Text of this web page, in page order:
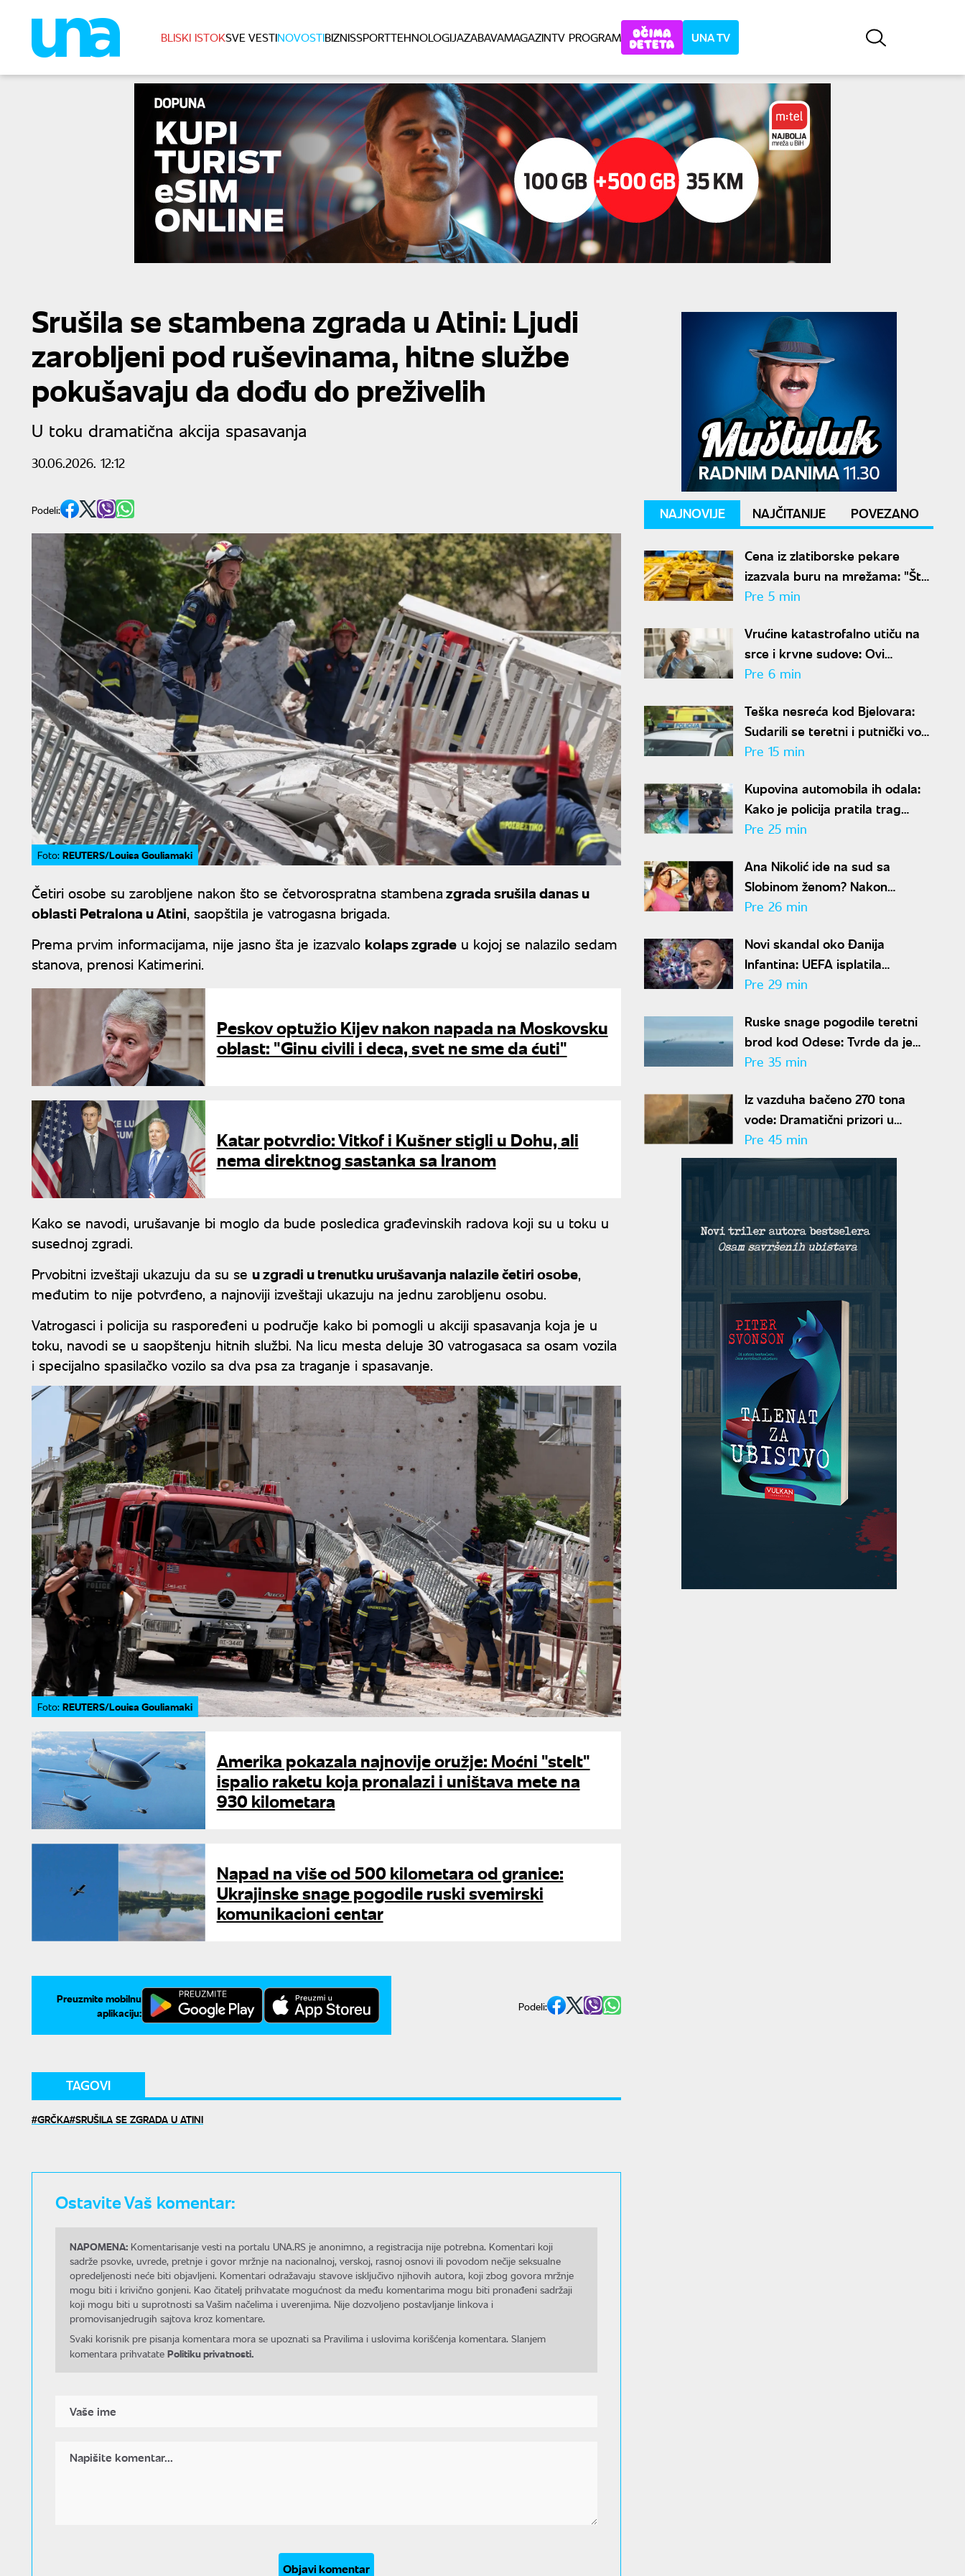
BLISKI ISTOKSVE VESTINOVOSTIBIZNISSPORTTEHNOLOGIJAZABAVAMAGAZINTV PROGRAM UNA TV
Srušila se stambena zgrada u Atini: Ljudi
zarobljeni pod ruševinama, hitne službe
pokušavaju da dođu do preživelih
U toku dramatična akcija spasavanja
30.06.2026. 12:12
Podeli:
Foto: REUTERS/Louisa Gouliamaki
Četiri osobe su zarobljene nakon što se četvorospratna stambenazgrada srušila danas u
oblasti Petralona u Atini, saopštila je vatrogasna brigada.
Prema prvim informacijama, nije jasno šta je izazvalo kolaps zgrade u kojoj se nalazilo sedam
stanova, prenosi Katimerini.
Peskov optužio Kijev nakon napada na Moskovsku
oblast: "Ginu civili i deca, svet ne sme da ćuti"
Katar potvrdio: Vitkof i Kušner stigli u Dohu, ali
nema direktnog sastanka sa Iranom
Kako se navodi, urušavanje bi moglo da bude posledica građevinskih radova koji su u toku u
susednoj zgradi.
Prvobitni izveštaji ukazuju da su se u zgradi u trenutku urušavanja nalazile četiri osobe,
međutim to nije potvrđeno, a najnoviji izveštaji ukazuju na jednu zarobljenu osobu.
Vatrogasci i policija su raspoređeni u područje kako bi pomogli u akciji spasavanja koja je u
toku, navodi se u saopštenju hitnih službi. Na licu mesta deluje 30 vatrogasaca sa osam vozila
i specijalno spasilačko vozilo sa dva psa za traganje i spasavanje.
Foto: REUTERS/Louisa Gouliamaki
Amerika pokazala najnovije oružje: Moćni "stelt"
ispalio raketu koja pronalazi i uništava mete na
930 kilometara
Napad na više od 500 kilometara od granice:
Ukrajinske snage pogodile ruski svemirski
komunikacioni centar
Preuzmite mobilnu
aplikaciju:
Podeli:
TAGOVI
GRČKA SRUŠILA SE ZGRADA U ATINI
Ostavite Vaš komentar:
NAPOMENA: Komentarisanje vesti na portalu UNA.RS je anonimno, a registracija nije potrebna. Komentari koji
sadrže psovke, uvrede, pretnje i govor mržnje na nacionalnoj, verskoj, rasnoj osnovi ili povodom nečije seksualne
opredeljenosti neće biti objavljeni. Komentari odražavaju stavove isključivo njihovih autora, koji zbog govora mržnje
mogu biti i krivično gonjeni. Kao čitatelj prihvatate mogućnost da među komentarima mogu biti pronađeni sadržaji
koji mogu biti u suprotnosti sa Vašim načelima i uverenjima. Nije dozvoljeno postavljanje linkova i
promovisanjedrugih sajtova kroz komentare.
Svaki korisnik pre pisanja komentara mora se upoznati sa Pravilima i uslovima korišćenja komentara. Slanjem
komentara prihvatate Politiku privatnosti.
Objavi komentar
NAJNOVIJE NAJČITANIJE POVEZANO
Cena iz zlatiborske pekare
izazvala buru na mrežama: "Šta
zna čovek šta je 300 grama
Pre 5 min
Vrućine katastrofalno utiču na
srce i krvne sudove: Ovi
simptomi su alarm za hitnu
Pre 6 min
Teška nesreća kod Bjelovara:
Sudarili se teretni i putnički voz,
ima povređenih
Pre 15 min
Kupovina automobila ih odala:
Kako je policija pratila trag
novca posle ubistva piljara (73)
Pre 25 min
Ana Nikolić ide na sud sa
Slobinom ženom? Nakon
gnusnog vređanja, oglasio se
Pre 26 min
Novi skandal oko Đanija
Infantina: UEFA isplatila
šestocifrenu sumu njegovoj
Pre 29 min
Ruske snage pogodile teretni
brod kod Odese: Tvrde da je
prevozio oružje i opremu za
Pre 35 min
Iz vazduha bačeno 270 tona
vode: Dramatični prizori u
Deliblatskoj peščari, MUP
objavio snimke borbe sa
vatrenom stihijom
Pre 45 min